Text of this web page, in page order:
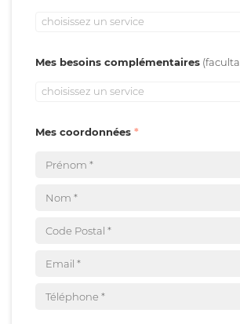
choisissez un service
Mes besoins complémentaires
choisissez un service
Mes coordonnées